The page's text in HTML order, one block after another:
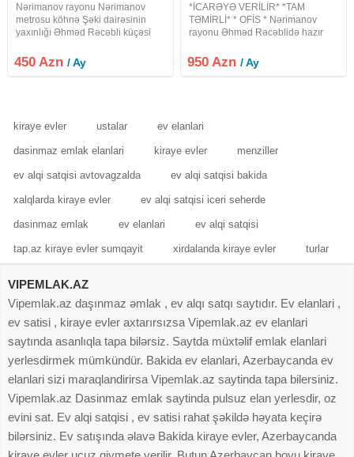
Nərimanov rayonu Nərimanov
metrosu köhnə Şəki dairəsinin
yaxınlığı Əhməd Rəcəbli küçəsi
yerləşir. Hər zaman ofis anbar kimi
istifadə olunub otaqda pəncərə
450 Azn/ Ay
*İCARƏYƏ VERİLİR* *TAM
TƏMİRLİ* * OFİS * Nərimanov
rayonu Əhməd Rəcəblidə hazır
verilir. Təmirlidir. Çox əlverişli
lokasiyaya malikdir. Ofis 60 kvm-
950 Azn/ Ay
kiraye evler ustalar ev elanlari
dasinmaz emlak elanlari kiraye evler menziller
ev alqi satqisi avtovagzalda ev alqi satqisi bakida
xalqlarda kiraye evler ev alqi satqisi iceri seherde
dasinmaz emlak ev elanlari ev alqi satqisi
tap.az kiraye evler sumqayit xirdalanda kiraye evler turlar
VIPEMLAK.AZ
Vipemlak.az daşınmaz əmlak , ev alqı satqı saytıdır. Ev elanlari ,
ev satisi , kiraye evler axtarırsızsa Vipemlak.az ev elanlari
saytında asanlıqla tapa bilərsiz. Saytda müxtəlif emlak elanlari
yerlesdirmek mümkündür. Bakida ev elanlari, Azerbaycanda ev
elanlari sizi maraqlandirirsa Vipemlak.az saytinda tapa bilersiniz.
Vipemlak.az Dasinmaz emlak saytinda pulsuz elan yerlesdir, oz
evini sat. Ev alqi satqisi , ev satisi rahat şəkildə həyata keçirə
bilərsiniz. Ev satışında əlavə Bakida kiraye evler, Azerbaycanda